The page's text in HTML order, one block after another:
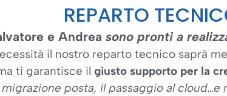
REPARTO
e Andrea sono pronti a
il nostro reparto tecnico saprà
ti garantisce il giusto supporto per la
migrazione posta, il passaggio al cloud…e